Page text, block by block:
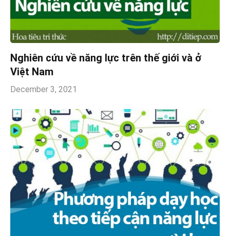
Nghiên cứu về năng lực trên thế giới và ở
Việt Nam
December 3, 2021